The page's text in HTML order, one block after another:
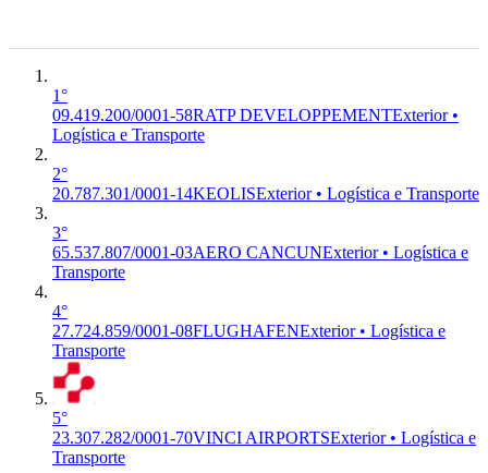
1°
09.419.200/0001-58RATP DEVELOPPEMENTExterior •
Logística e Transporte
2°
20.787.301/0001-14KEOLISExterior • Logística e Transporte
3°
65.537.807/0001-03AERO CANCUNExterior • Logística e
Transporte
4°
27.724.859/0001-08FLUGHAFENExterior • Logística e
Transporte
5°
23.307.282/0001-70VINCI AIRPORTSExterior • Logística e
Transporte